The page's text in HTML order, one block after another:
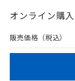
在庫等で未対応
問い合わせくださ
オンライン購入
販売価格（税込）